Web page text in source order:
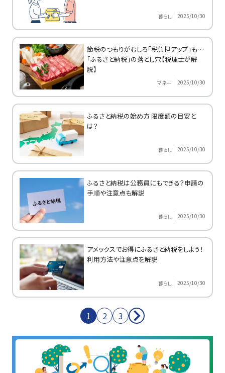
暮らし 2025/10/30
節税のつもりがむしろ「税負担アップ」も…
「ふるさと納税」の落とし穴【税理士が解
説】
マネー 2025/10/30
ふるさと納税の始め方 限度額の目安と
は？
暮らし 2025/10/30
ふるさと納税は公務員にもできる？申請の
手順や注意点も解説
暮らし 2025/10/30
アメックスでお得にふるさと納税をしよう！
利用方法や注意点を解説
暮らし 2025/10/30
1 2 3